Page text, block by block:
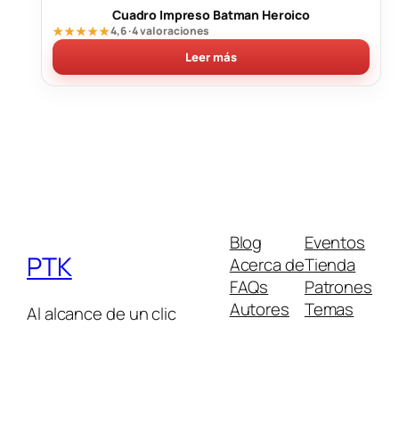
Cuadro Impreso Batman Heroico
★★★★★4,6 · 4 valoraciones
Leer más
PTK
Al alcance de un clic
Blog
Acerca de
FAQs
Autores
Eventos
Tienda
Patrones
Temas